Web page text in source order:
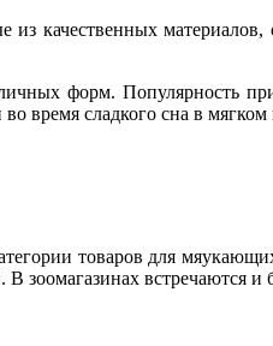
качественных
форм. Популярность
во время сладкого сна в
товаров для
В зоомагазинах встречаются и